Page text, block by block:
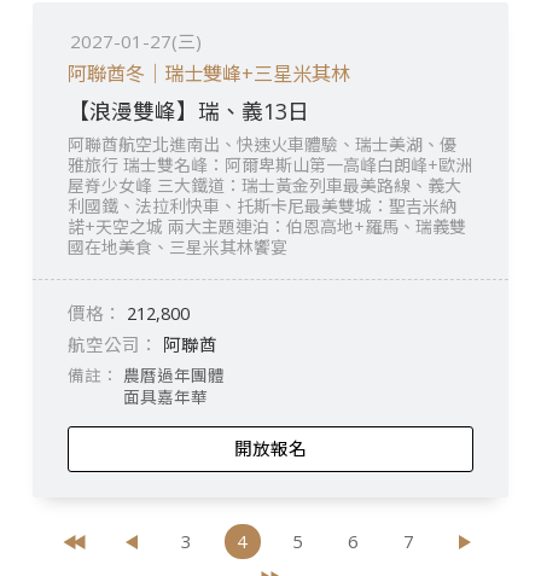
2027-01-27(三)
阿聯酋冬｜瑞士雙峰+三星米其林
【浪漫雙峰】瑞、義13日
阿聯酋航空北進南出、快速火車體驗、瑞士美湖、優
雅旅行 瑞士雙名峰：阿爾卑斯山第一高峰白朗峰+歐洲
屋脊少女峰 三大鐵道：瑞士黃金列車最美路線、義大
利國鐵、法拉利快車、托斯卡尼最美雙城：聖吉米納
諾+天空之城 兩大主題連泊：伯恩高地+羅馬、瑞義雙
國在地美食、三星米其林饗宴
212,800
阿聯酋
開放報名
農曆過年團體
面具嘉年華
3 4 5 6 7